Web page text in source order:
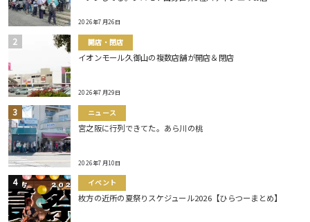
2026年7月26日
開店・閉店
イオンモール久御山の複数店舗が開店＆閉店
2026年7月29日
ニュース
宮之阪に行列できてた。あら川の桃
2026年7月10日
イベント
枚方の近所の夏祭りスケジュール2026【ひらつーまとめ】